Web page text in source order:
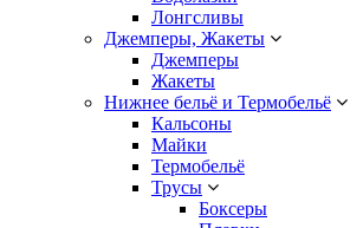
Лонгсливы
Джемперы, Жакеты
Джемперы
Жакеты
Нижнее бельё и Термобельё
Кальсоны
Майки
Термобельё
Трусы
Боксеры